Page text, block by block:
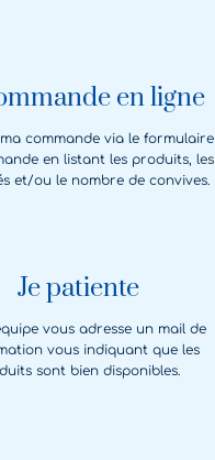
en ligne
ma commande via le formulaire
en listant les produits, les
et/ou le nombre de convives.
Je patiente
vous adresse un mail de
vous indiquant que les
sont bien disponibles.